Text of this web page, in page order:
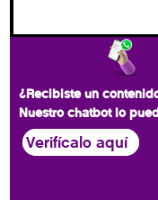
¿Recibiste un
Nuestro chatbot lo
Verifícalo aquí